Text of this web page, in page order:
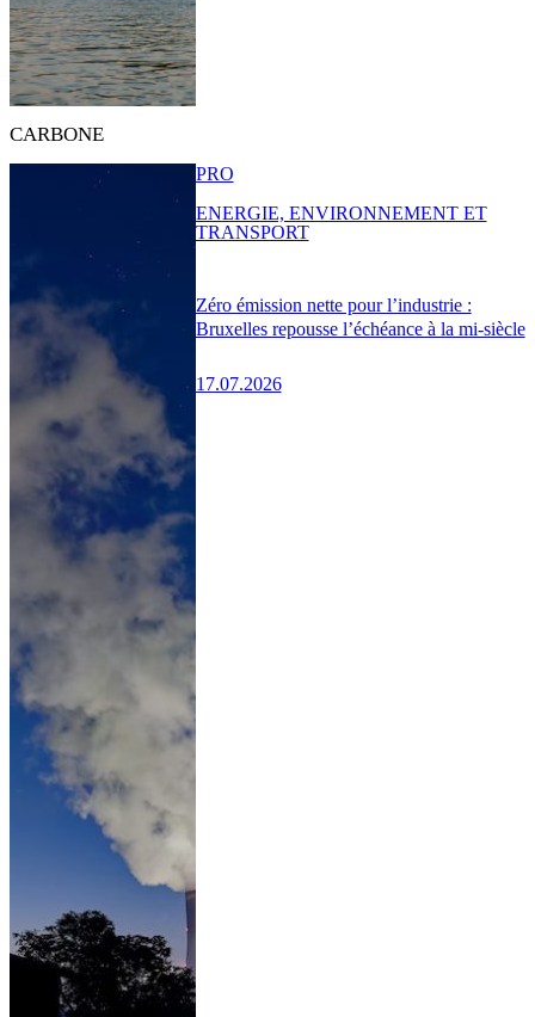
CARBONE
Zéro émission nette pour l’industrie :
Bruxelles repousse l’échéance à la mi-siècle
17.07.2026
PRO
ENERGIE, ENVIRONNEMENT ET
TRANSPORT